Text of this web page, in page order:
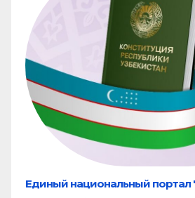
Единый национальный портал